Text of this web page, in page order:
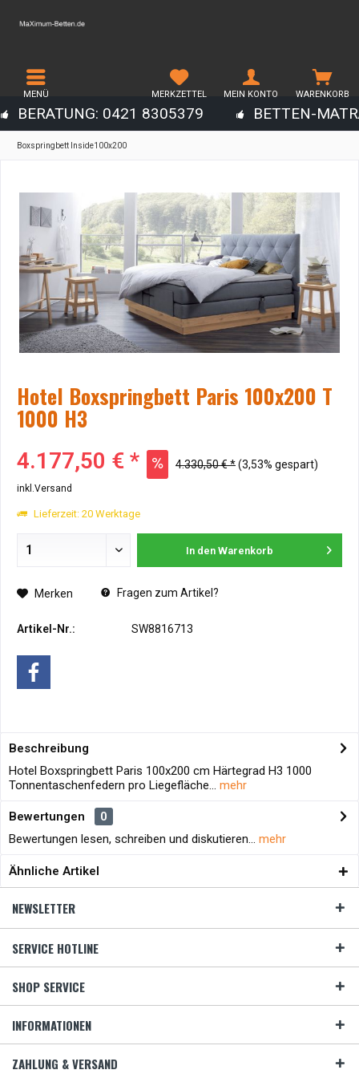
BERATUNG: 0421 8305379 BETTEN-
MENÜ WARENKORB
MERKZETTEL MEIN KONTO
Boxspringbett Inside100x200
Hotel Boxspringbett Paris 100x200 T
1000 H3
4.177,50 € * 4.330,50 € *(3,53% gespart)
inkl.Versand
Lieferzeit: 20 Werktage
In den Warenkorb
Merken Fragen zum Artikel?
Artikel-Nr.: SW8816713
Beschreibung
Hotel Boxspringbett Paris 100x200 cm Härtegrad H3 1000
Tonnentaschenfedern pro Liegefläche... mehr
Bewertungen
0
Bewertungen lesen, schreiben und diskutieren... mehr
Ähnliche Artikel
NEWSLETTER
SERVICE HOTLINE
SHOP SERVICE
INFORMATIONEN
ZAHLUNG & VERSAND